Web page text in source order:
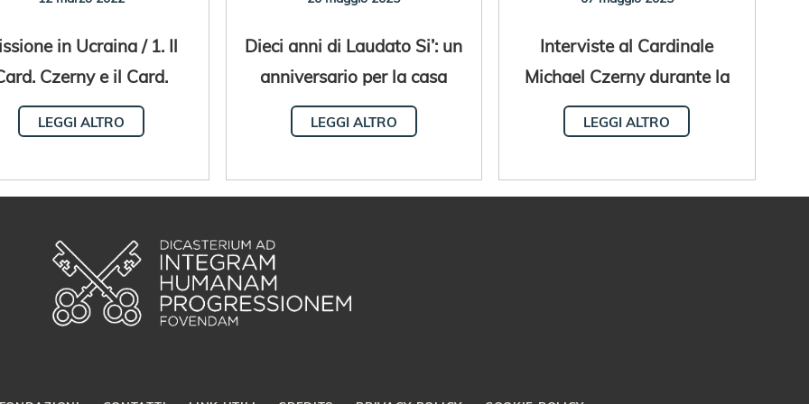
in Ucraina / 1. Il
Czerny e il Card.
Krajewski sui luoghi del
dal 7 all'11 marzo
LEGGI ALTRO
Dieci anni di Laudato Si’: un
anniversario per la casa
comune
LEGGI ALTRO
Interviste al Cardinale
Michael Czerny durante la
Sede Vacante
LEGGI ALTRO